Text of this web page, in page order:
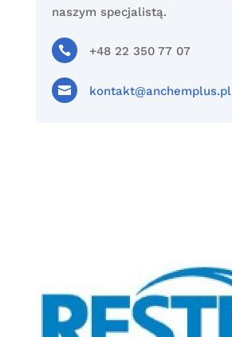
naszym specjalistą.
 +48 22 350 77 07
 kontakt@anchemplus.pl